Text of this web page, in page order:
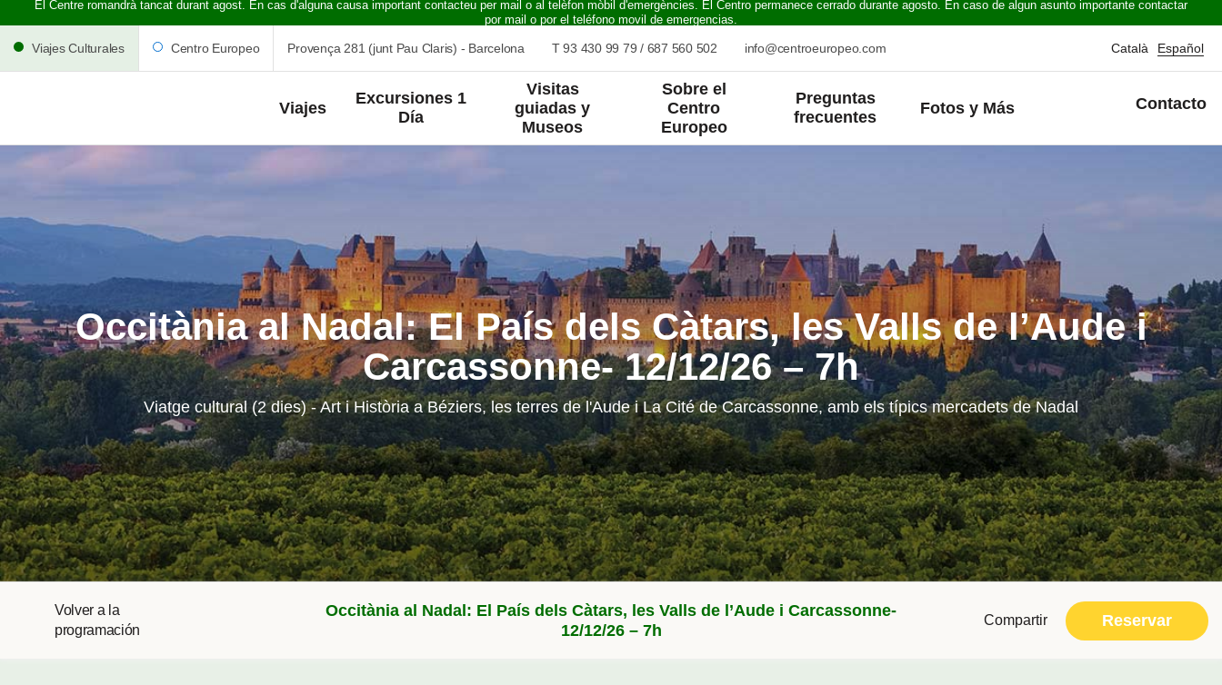
El Centre romandrà tancat durant agost. En cas d'alguna causa important contacteu per mail o al telèfon mòbil d'emergències. El Centro permanece cerrado durante agosto. En caso de algun asunto importante contactar
por mail o por el teléfono movil de emergencias.
Viajes Culturales Centro Europeo Provença 281 (junt Pau Claris) - Barcelona T93 430 99 79 / 687 560 502 info@centroeuropeo.com Català Español
Viajes
Excursiones 1
Día
Visitas
guiadas y
Museos
Sobre el
Centro
Europeo
Preguntas
frecuentes
Fotos y Más Contacto
Occitània al Nadal: El País dels Càtars, les Valls de l’Aude i
Carcassonne- 12/12/26 – 7h
Viatge cultural (2 dies) - Art i Història a Béziers, les terres de l'Aude i La Cité de Carcassonne, amb els típics mercadets de Nadal
Volver a la
programación
Occitània al Nadal: El País dels Càtars, les Valls de l’Aude i Carcassonne-
12/12/26 – 7h
Compartir Reservar